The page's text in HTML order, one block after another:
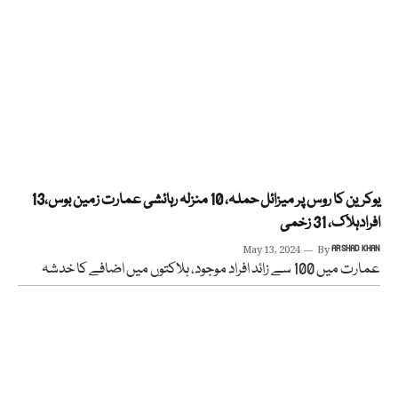
یوکرین کا روس پر میزائل حملہ، 10 منزلہ رہائشی عمارت زمین بوس،13
افرادہلاک، 31 زخمی
May 13, 2024 ByARSHAD KHAN
عمارت میں 100 سے زائد افراد موجود، ہلاکتوں میں اضافے کا خدشہ